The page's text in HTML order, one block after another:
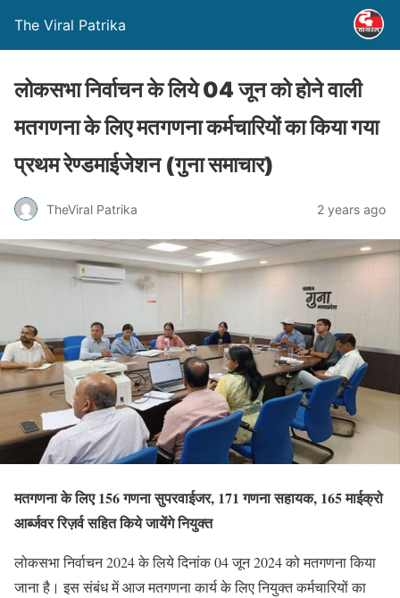
The Viral Patrika
लोकसभा निर्वाचन के लिये 04 जून को होने वाली
मतगणना के लिए मतगणना कर्मचारियों का किया गया
प्रथम रेण्‍डमाईजेशन (गुना समाचार)
TheViral Patrika 2 years ago
मतगणना के लिए 156 गणना सुपरवाईजर, 171 गणना सहायक, 165 माईक्रो
आर्ब्‍जवर रिज़र्व सहित किये जायेंगे नियुक्‍त
लोकसभा निर्वाचन 2024 के लिये दिनांक 04 जून 2024 को मतगणना किया
जाना है। इस संबंध में आज मतगणना कार्य के लिए नियुक्‍त कर्मचारियों का